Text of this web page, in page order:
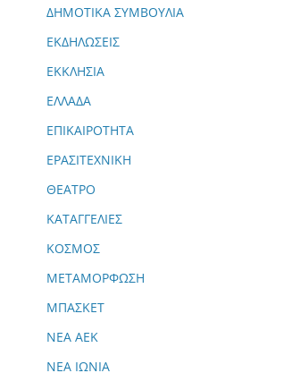
ΔΗΜΟΤΙΚΑ ΣΥΜΒΟΥΛΙΑ
ΕΚΔΗΛΩΣΕΙΣ
ΕΚΚΛΗΣΙΑ
ΕΛΛΑΔΑ
ΕΠΙΚΑΙΡΟΤΗΤΑ
ΕΡΑΣΙΤΕΧΝΙΚΗ
ΘΕΑΤΡΟ
ΚΑΤΑΓΓΕΛΙΕΣ
ΚΟΣΜΟΣ
ΜΕΤΑΜΟΡΦΩΣΗ
ΜΠΑΣΚΕΤ
ΝΕΑ ΑΕΚ
ΝΕΑ ΙΩΝΙΑ